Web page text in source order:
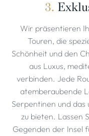
3.
Wir präsentieren
Touren, die
Schönheit und den
aus Luxus,
verbinden. Jede
atemberaubende
Serpentinen und das
zu bieten. Lassen
Gegenden der Insel